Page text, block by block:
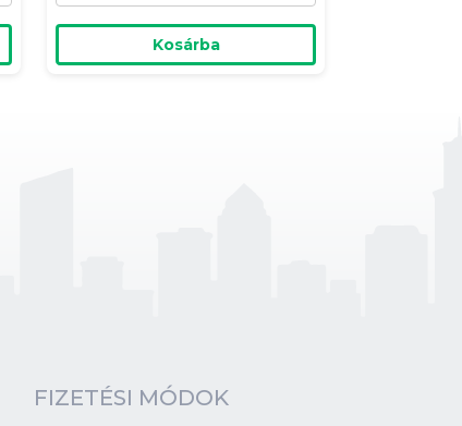
Kosárba
FIZETÉSI MÓDOK